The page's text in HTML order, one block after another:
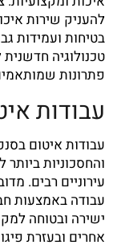
להעניק שירות
בטיחות ועמידות
טכנולוגיה
פתרונות
עבודות
עבודות איטום
והחסכוניות
עירוניים רבים.
עבודה באמצעות
ישירה ובטוחה
אחרים ובעזרת